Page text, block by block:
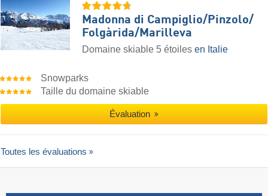
Madonna di Campiglio/​Pinzolo/​
Folgàrida/​Marilleva
Domaine skiable 5 étoiles en Italie
Snowparks
Taille du domaine skiable
Évaluation
Toutes les évaluations